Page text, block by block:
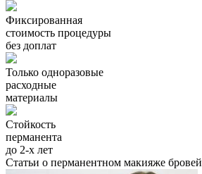
Фиксированная
стоимость процедуры
без доплат
Только одноразовые
расходные
материалы
Стойкость
перманента
до 2-х лет
Статьи о перманентном макияже бровей